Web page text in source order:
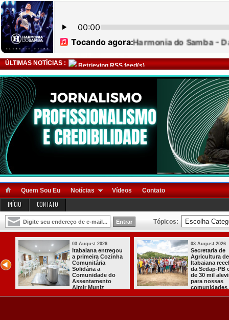
ÚLTIMAS NOTÍCIAS : Retrieving RSS feed(s)
Quem Sou Eu Notícias Vídeos Contato
INÍCIO CONTATO
Tópicos:
03 August 2026
Secretaria de
Agricultura de
Itabaiana recebeu
da Sedap-PB cerca
de 30 mil alevinos
para nossas
comunidades rurais
03 August 2026
Mulher em aparente
surto esfaqueia a
própria mãe em
João Pessoa